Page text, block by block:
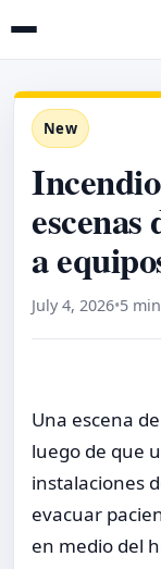
New
a
July 4, 2026•5
Una escena
luego de que
instalaciones
evacuar
en medio del